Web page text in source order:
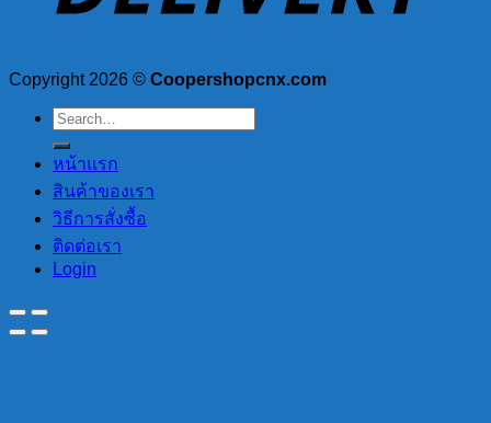
วิธีการสั่งซื้อ
ติดต่อเรา
Login